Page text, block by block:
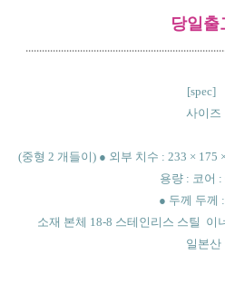
당일출
[spec]
사이즈
(중형 2 개들이) ● 외부 치수 : 233 × 175
용량 : 코어 :
● 두께 두께
소재 본체 18-8 스테인리스 스틸 이
일본산